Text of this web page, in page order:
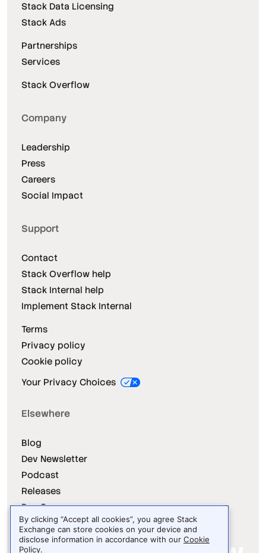
Stack Data Licensing
Stack Ads
Partnerships
Services
Stack Overflow
Company
Leadership
Press
Careers
Social Impact
Support
Contact
Stack Overflow help
Stack Internal help
Implement Stack Internal
Terms
Privacy policy
Cookie policy
Your Privacy Choices
Elsewhere
Blog
Dev Newsletter
Podcast
Releases
Dev Survey
By clicking “Accept all cookies”, you agree Stack
Exchange can store cookies on your device and
disclose information in accordance with our Cookie
Policy.